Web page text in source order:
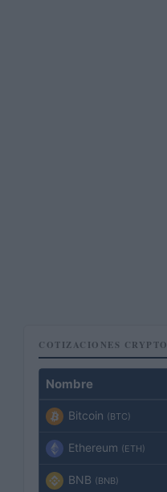
COTIZACIONES CRYPTO
Nombre
Bitcoin (BTC)
Ethereum (ETH)
BNB (BNB)